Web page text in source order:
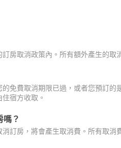
房取消政策內。所有額外產生的取
免費取消期限已過，或者您預訂的
宿方收取。
嗎？
訂房，將會產生取消費。所有取消